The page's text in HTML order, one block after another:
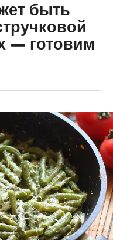
быть
— готовим